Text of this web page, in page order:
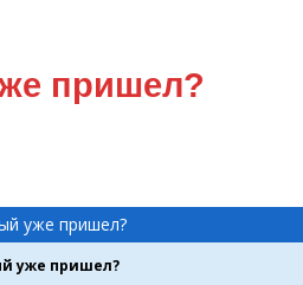
пришел?
уже пришел?
уже пришел?